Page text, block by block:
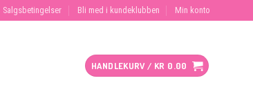
Salgsbetingelser Bli med i kundeklubben Min konto
HANDLEKURV / KR 0.00